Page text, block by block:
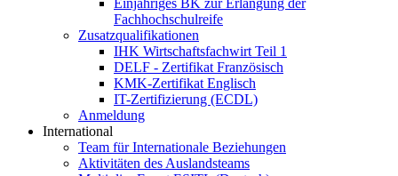
Einjähriges BK zur Erlangung der
Fachhochschulreife
Zusatzqualifikationen
IHK Wirtschaftsfachwirt Teil 1
DELF - Zertifikat Französisch
KMK-Zertifikat Englisch
IT-Zertifizierung (ECDL)
Anmeldung
International
Team für Internationale Beziehungen
Aktivitäten des Auslandsteams